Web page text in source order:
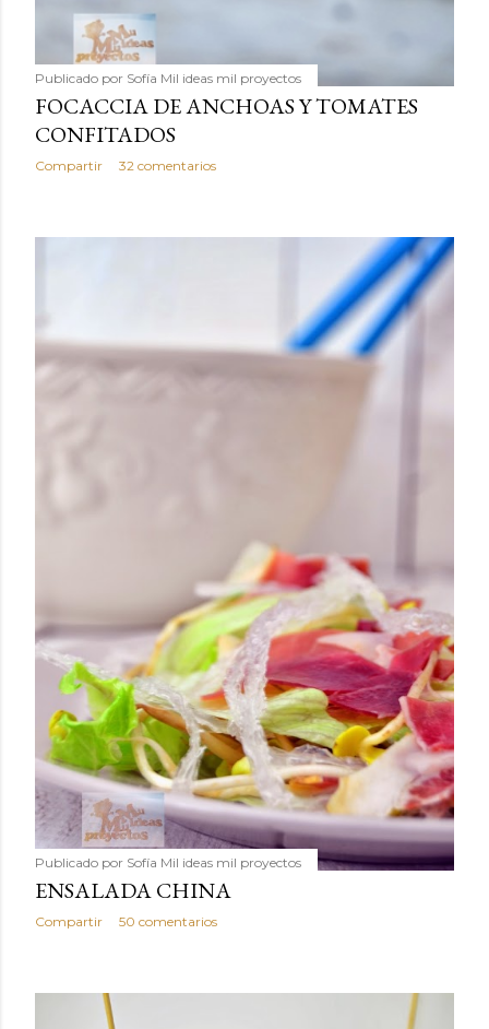
Publicado por Sofía Mil ideas mil proyectos
FOCACCIA DE ANCHOAS Y TOMATES
CONFITADOS
Compartir 32 comentarios
Publicado por Sofía Mil ideas mil proyectos
ENSALADA CHINA
Compartir 50 comentarios